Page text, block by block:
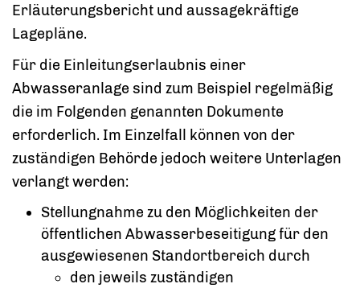
Erläuterungsbericht und aussagekräftige
Lagepläne.
Für die Einleitungserlaubnis einer
Abwasseranlage sind zum Beispiel regelmäßig
die im Folgenden genannten Dokumente
erforderlich. Im Einzelfall können von der
zuständigen Behörde jedoch weitere Unterlagen
verlangt werden:
Stellungnahme zu den Möglichkeiten der
öffentlichen Abwasserbeseitigung für den
ausgewiesenen Standortbereich durch
den jeweils zuständigen